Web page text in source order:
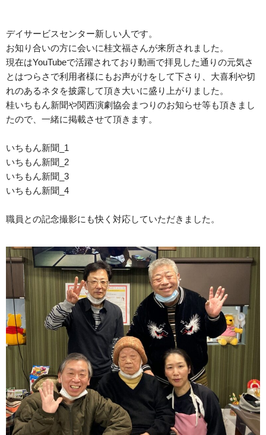
デイサービスセンター新しい人です。
お知り合いの方に会いに桂文福さんが来所されました。
現在はYouTubeで活躍されており動画で拝見した通りの元気さ
とはつらさで利用者様にもお声がけをして下さり、大喜利や切
れのあるネタを披露して頂き大いに盛り上がりました。
桂いちもん新聞や関西演劇協会まつりのお知らせ等も頂きまし
たので、一緒に掲載させて頂きます。
いちもん新聞_1
いちもん新聞_2
いちもん新聞_3
いちもん新聞_4
職員との記念撮影にも快く対応していただきました。